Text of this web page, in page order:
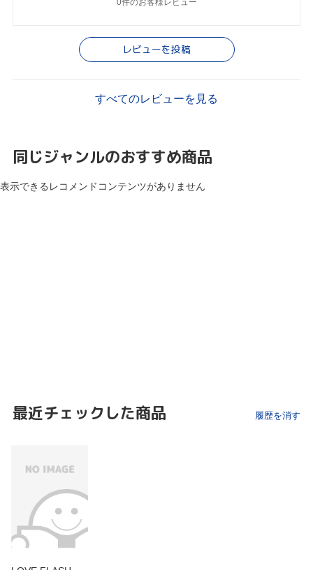
0件のお客様レビュー
レビューを投稿
すべてのレビューを見る
同じジャンルのおすすめ商品
表示できるレコメンドコンテンツがありません
最近チェックした商品 履歴を消す